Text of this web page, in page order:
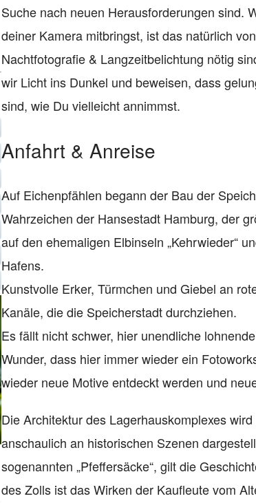
Suche nach neuen Herausforderungen sind.
deiner Kamera mitbringst, ist das natürlich
Nachtfotografie & Langzeitbelichtung nötig
wir Licht ins Dunkel und beweisen, dass
sind, wie Du vielleicht annimmst.
Anfahrt & Anreise
Auf Eichenpfählen begann der Bau der
Wahrzeichen der Hansestadt Hamburg, der
auf den ehemaligen Elbinseln „Kehrwieder“
Hafens.
Kunstvolle Erker, Türmchen und Giebel an
Kanäle, die die Speicherstadt durchziehen.
Es fällt nicht schwer, hier unendliche
Wunder, dass hier immer wieder ein
wieder neue Motive entdeckt werden und
Die Architektur des Lagerhauskomplexes
anschaulich an historischen Szenen
sogenannten „Pfeffersäcke“, gilt die
des Zolls ist das Wirken der Kaufleute vom